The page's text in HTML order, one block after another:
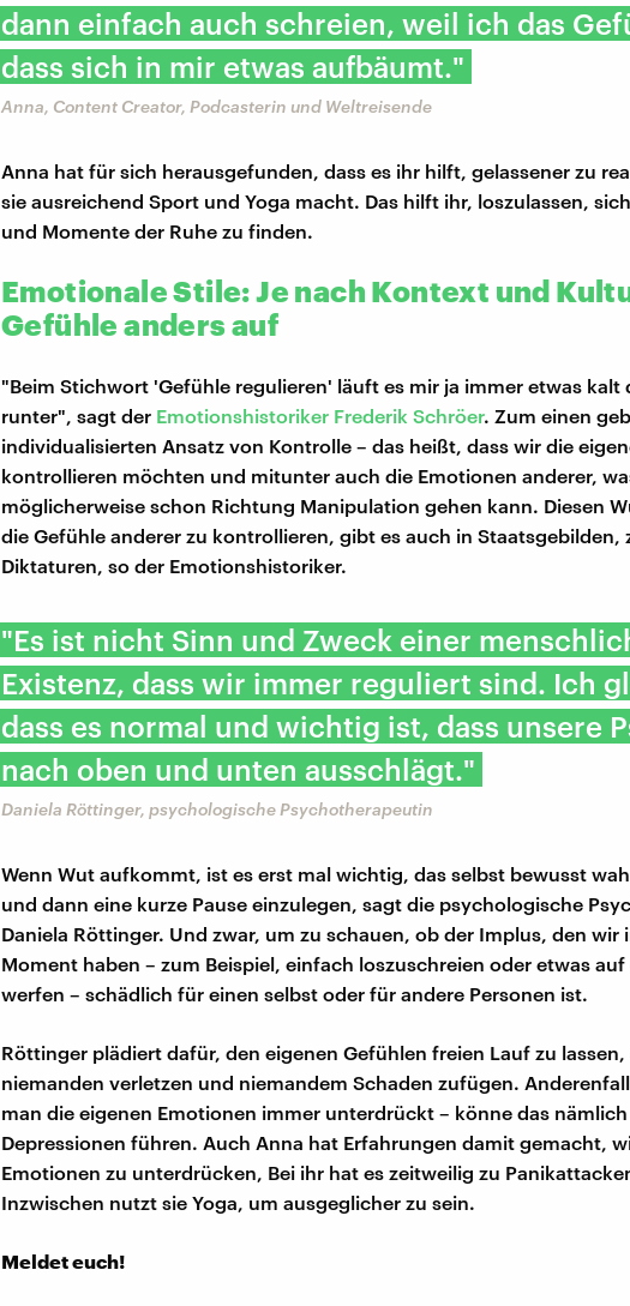
dann einfach auch schreien, weil ich das
dass sich in mir etwas aufbäumt."
Anna, Content Creator, Podcasterin und Weltreisende
Anna hat für sich herausgefunden, dass es ihr hilft, gelassener zu
sie ausreichend Sport und Yoga macht. Das hilft ihr, loszulassen,
und Momente der Ruhe zu finden.
Emotionale Stile: Je nach Kontext und
Gefühle anders auf
"Beim Stichwort 'Gefühle regulieren' läuft es mir ja immer etwas kalt
runter", sagt der Emotionshistoriker Frederik Schröer. Zum einen
individualisierten Ansatz von Kontrolle – das heißt, dass wir die
kontrollieren möchten und mitunter auch die Emotionen anderer,
möglicherweise schon Richtung Manipulation gehen kann. Diesen
die Gefühle anderer zu kontrollieren, gibt es auch in Staatsgebilden,
Diktaturen, so der Emotionshistoriker.
"Es ist nicht Sinn und Zweck einer
Existenz, dass wir immer reguliert sind. Ich
dass es normal und wichtig ist, dass unsere
nach oben und unten ausschlägt."
Daniela Röttinger, psychologische Psychotherapeutin
Wenn Wut aufkommt, ist es erst mal wichtig, das selbst bewusst
und dann eine kurze Pause einzulegen, sagt die psychologische
Daniela Röttinger. Und zwar, um zu schauen, ob der Implus, den wir
Moment haben – zum Beispiel, einfach loszuschreien oder etwas auf
werfen – schädlich für einen selbst oder für andere Personen ist.
Röttinger plädiert dafür, den eigenen Gefühlen freien Lauf zu lassen,
niemanden verletzen und niemandem Schaden zufügen.
man die eigenen Emotionen immer unterdrückt – könne das
Depressionen führen. Auch Anna hat Erfahrungen damit gemacht,
Emotionen zu unterdrücken, Bei ihr hat es zeitweilig zu
Inzwischen nutzt sie Yoga, um ausgeglicher zu sein.
Meldet euch!